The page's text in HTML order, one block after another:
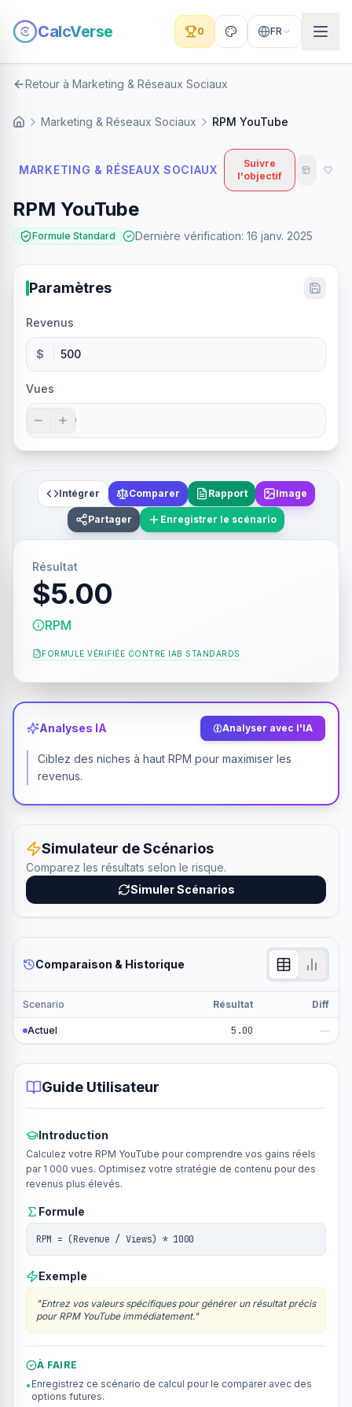
CalcVerse 0 FR
Retour à Marketing & Réseaux Sociaux
Marketing & Réseaux Sociaux RPM YouTube
MARKETING & RÉSEAUX SOCIAUX
Suivre
l'objectif
RPM YouTube
Formule Standard Dernière vérification: 16 janv. 2025
Paramètres
Revenus
$
Vues
Intégrer Comparer Rapport Image
Partager Enregistrer le scénario
Résultat
$5.00
RPM
FORMULE VÉRIFIÉE CONTRE IAB STANDARDS
Analyses IA Analyser avec l'IA
Ciblez des niches à haut RPM pour maximiser les
revenus.
Simulateur de Scénarios
Comparez les résultats selon le risque.
Simuler Scénarios
Comparaison & Historique
Scenario Résultat Diff
Actuel 5.00 —
Guide Utilisateur
Introduction
Calculez votre RPM YouTube pour comprendre vos gains réels
par 1 000 vues. Optimisez votre stratégie de contenu pour des
revenus plus élevés.
Formule
RPM = (Revenue / Views) * 1000
Exemple
"Entrez vos valeurs spécifiques pour générer un résultat précis
pour RPM YouTube immédiatement."
À FAIRE
• Enregistrez ce scénario de calcul pour le comparer avec des
options futures.